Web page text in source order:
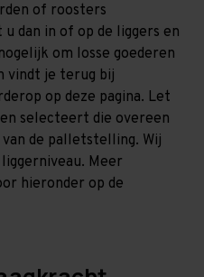
of roosters
dan in of op de liggers en
om losse goederen
vindt je terug bij
op deze pagina. Let
selecteert die overeen
de palletstelling. Wij
Meer
hieronder op de